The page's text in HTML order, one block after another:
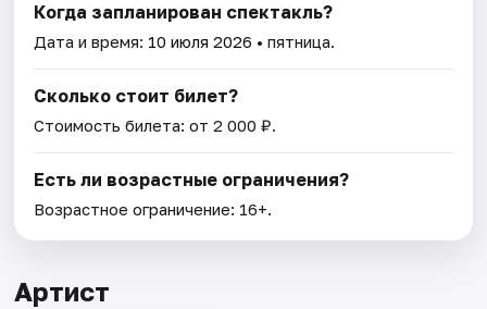
Когда запланирован спектакль?
Дата и время: 10 июля 2026 • пятница.
Сколько стоит билет?
Стоимость билета: от 2 000 ₽.
Есть ли возрастные ограничения?
Возрастное ограничение: 16+.
Артист